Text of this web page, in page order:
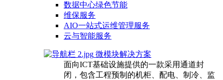
数据中心绿色节能
维保服务
AIO一站式运维管理服务
云与智能服务
微模块解决方案
面向ICT基础设施提供的一款采用通道封
闭，包含工程预制的机柜、配电、制冷、监